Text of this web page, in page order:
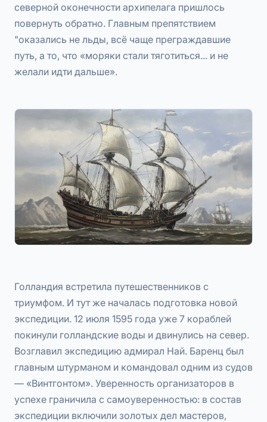
северной оконечности архипелага пришлось
повернуть обратно. Главным препятствием
"оказались не льды, всё чаще преграждавшие
путь, а то, что «моряки стали тяготиться... и не
желали идти дальше».
Голландия встретила путешественников с
триумфом. И тут же началась подготовка новой
экспедиции. 12 июля 1595 года уже 7 кораблей
покинули голландские воды и двинулись на север.
Возглавил экспедицию адмирал Най. Баренц был
главным штурманом и командовал одним из судов
— «Винтгонтом». Уверенность организаторов в
успехе граничила с самоуверенностью: в состав
экспедиции включили золотых дел мастеров,